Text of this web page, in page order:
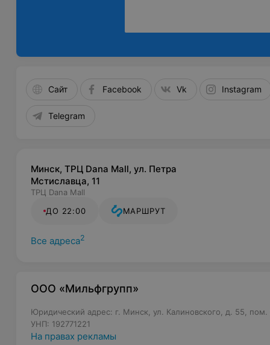
Сайт Facebook Vk Instagram
Telegram
Минск, ТРЦ Dana Mall, ул. Петра
Мстиславца, 11
ТРЦ Dana Mall
ДО 22:00
МАРШРУТ
Все адреса2
ООО «Мильфгрупп»
Юридический адрес: г. Минск, ул. Калиновского, д. 55, пом.
УНП: 192771221
На правах рекламы